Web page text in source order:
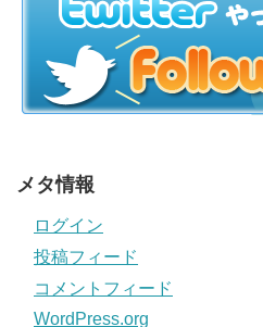
メタ情報
ログイン
投稿フィード
コメントフィード
WordPress.org